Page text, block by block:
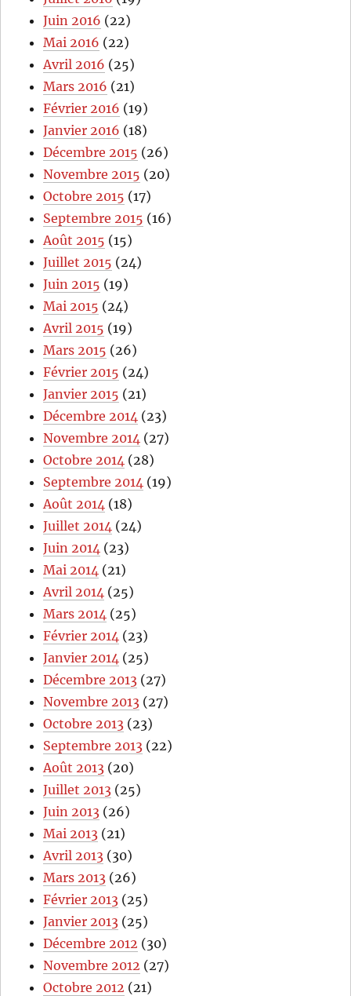
Juin 2016 (22)
Mai 2016 (22)
Avril 2016 (25)
Mars 2016 (21)
Février 2016 (19)
Janvier 2016 (18)
Décembre 2015 (26)
Novembre 2015 (20)
Octobre 2015 (17)
Septembre 2015 (16)
Août 2015 (15)
Juillet 2015 (24)
Juin 2015 (19)
Mai 2015 (24)
Avril 2015 (19)
Mars 2015 (26)
Février 2015 (24)
Janvier 2015 (21)
Décembre 2014 (23)
Novembre 2014 (27)
Octobre 2014 (28)
Septembre 2014 (19)
Août 2014 (18)
Juillet 2014 (24)
Juin 2014 (23)
Mai 2014 (21)
Avril 2014 (25)
Mars 2014 (25)
Février 2014 (23)
Janvier 2014 (25)
Décembre 2013 (27)
Novembre 2013 (27)
Octobre 2013 (23)
Septembre 2013 (22)
Août 2013 (20)
Juillet 2013 (25)
Juin 2013 (26)
Mai 2013 (21)
Avril 2013 (30)
Mars 2013 (26)
Février 2013 (25)
Janvier 2013 (25)
Décembre 2012 (30)
Novembre 2012 (27)
Octobre 2012 (21)